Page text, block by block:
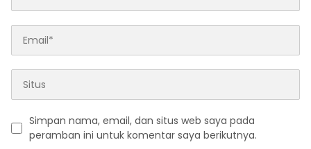
Simpan nama, email, dan situs web saya pada
peramban ini untuk komentar saya berikutnya.